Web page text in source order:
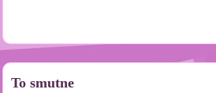
To smutne